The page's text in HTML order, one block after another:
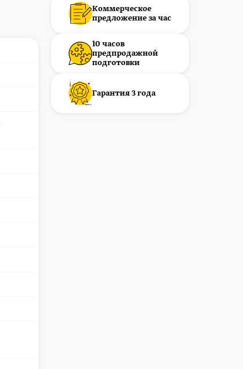
Коммерческое
предложение за час
10 часов
предпродажной
подготовки
Гарантия 3 года